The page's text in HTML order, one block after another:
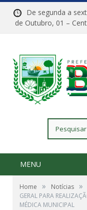
De segunda a
de Outubro, 01 –
por:
MENU
Home » Notícias »
GERAL PARA
MÉDICA MUNICIPAL